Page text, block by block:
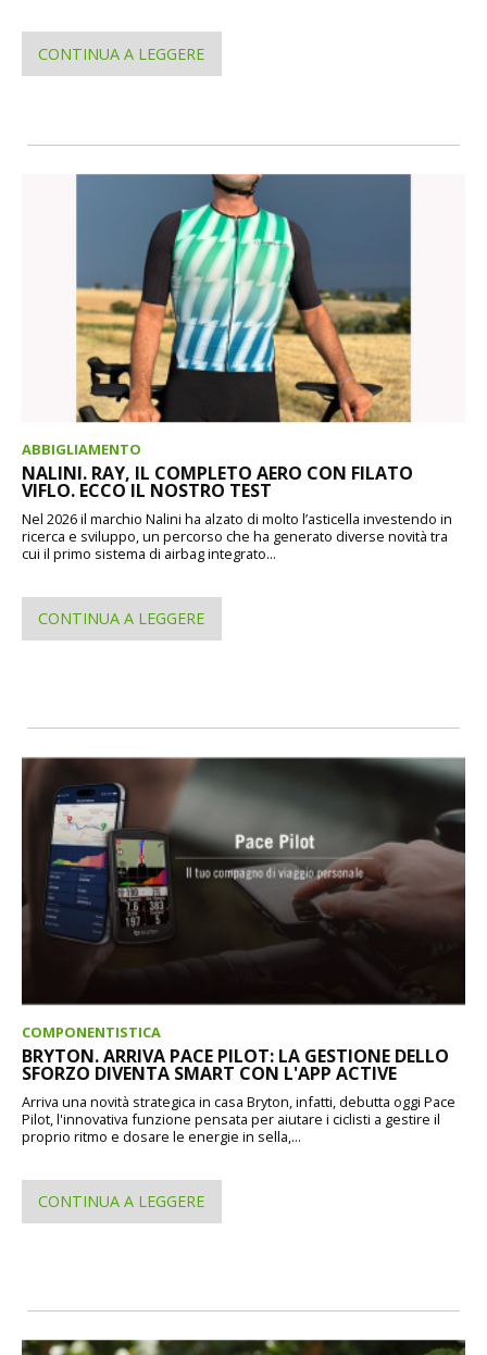
CONTINUA A LEGGERE
ABBIGLIAMENTO
NALINI. RAY, IL COMPLETO AERO CON FILATO
VIFLO. ECCO IL NOSTRO TEST
Nel 2026 il marchio Nalini ha alzato di molto l’asticella investendo in
ricerca e sviluppo, un percorso che ha generato diverse novità tra
cui il primo sistema di airbag integrato...
CONTINUA A LEGGERE
COMPONENTISTICA
BRYTON. ARRIVA PACE PILOT: LA GESTIONE DELLO
SFORZO DIVENTA SMART CON L'APP ACTIVE
Arriva una novità strategica in casa Bryton, infatti, debutta oggi Pace
Pilot, l'innovativa funzione pensata per aiutare i ciclisti a gestire il
proprio ritmo e dosare le energie in sella,...
CONTINUA A LEGGERE